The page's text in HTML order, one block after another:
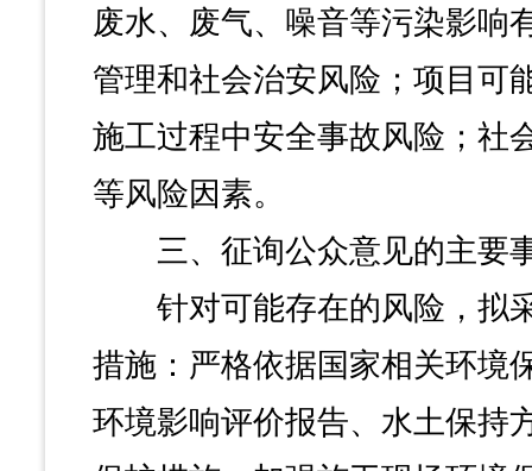
废水、废气、噪音等污染影响
管理和社会治安风险；项目可
施工过程中安全事故风险；社
等风险因素。
三、征询公众意见的主要
针对可能存在的风险，拟
措施：严格依据国家相关环境
环境影响评价报告、水土保持